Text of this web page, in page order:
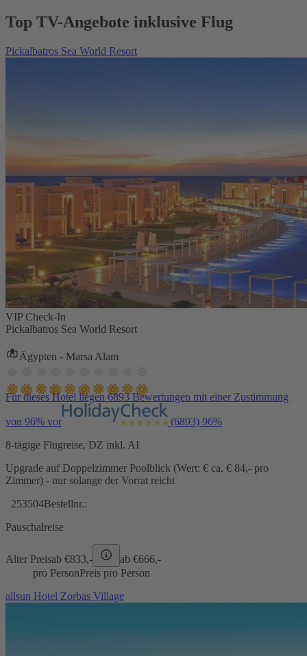
Top TV-Angebote inklusive Flug
Pickalbatros Sea World Resort
VIP Check-In
Pickalbatros Sea World Resort
Ägypten - Marsa Alam
Für dieses Hotel liegen 6893 Bewertungen mit einer Zustimmung
von 96% vor (6893) 96%
8-tägige Flugreise, DZ inkl. AI
Upgrade auf Doppelzimmer Poolblick (Wert: € ca. € 84,- pro
Zimmer) - nur solange der Vorrat reicht
253504Bestellnr.:
Pauschalreise
Alter Preisab €833,- ab €666,-
pro PersonPreis pro Person
allsun Hotel Zorbas Village